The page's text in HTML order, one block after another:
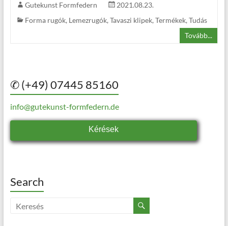
Gutekunst Formfedern
2021.08.23.
Forma rugók, Lemezrugók, Tavaszi klipek, Termékek, Tudás
Tovább...
✆ (+49) 07445 85160
info@gutekunst-formfedern.de
Kérések
Search